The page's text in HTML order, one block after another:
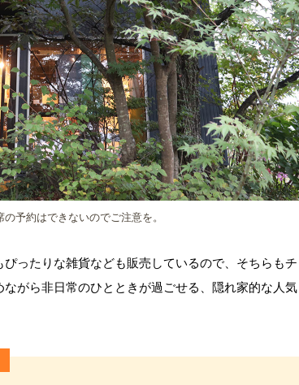
予約はできないのでご注意を。
ったりな雑貨なども販売しているので、そちらもチ
がら非日常のひとときが過ごせる、隠れ家的な人気